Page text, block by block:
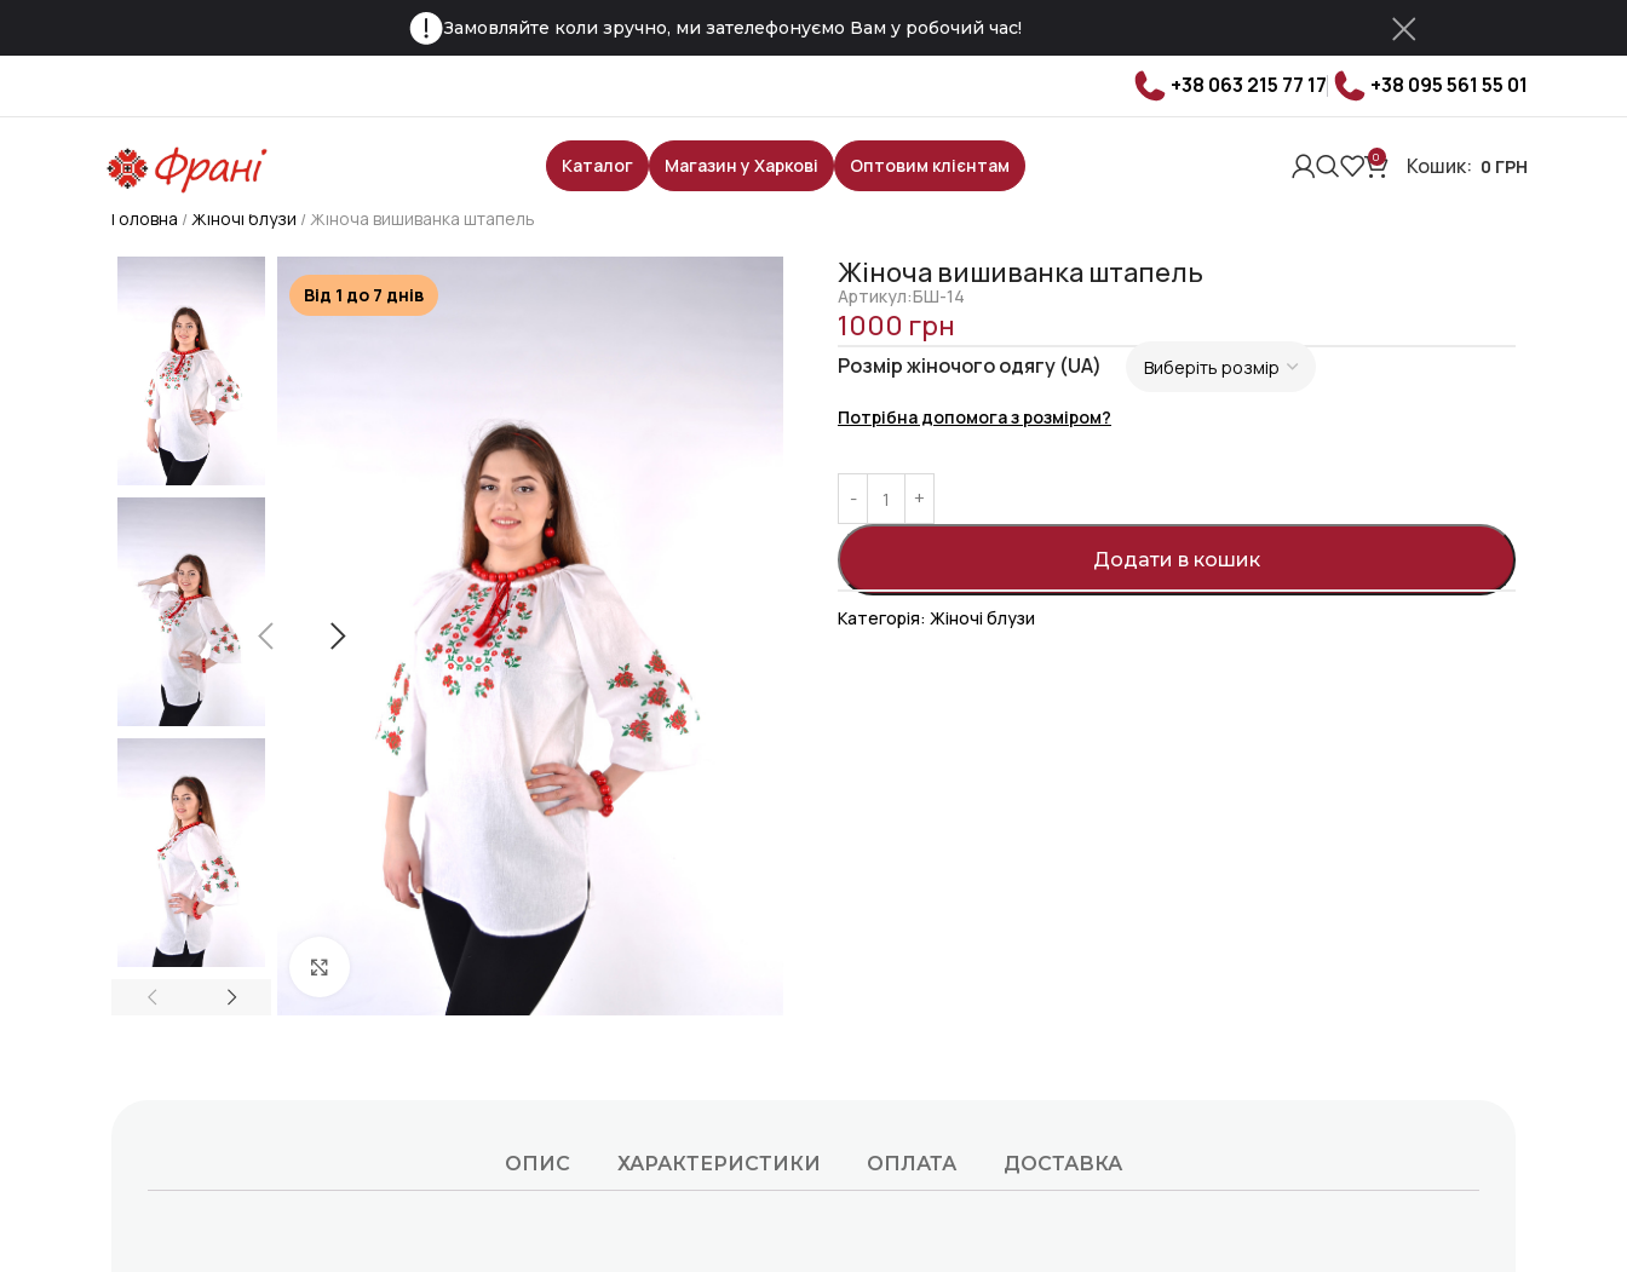
Замовляйте коли зручно, ми зателефонуємо Вам у робочий час!
+38 063 215 77 17 +38 095 561 55 01
Каталог Магазин у Харкові Оптовим клієнтам 0 Кошик: 0 ГРН
Головна Жіночі блузи Жіноча вишиванка штапель
Від 1 до 7 днів
Click to enlarge
Жіноча вишиванка штапель
Артикул:БШ-14
1000 грн
Розмір жіночого одягу (UA)
Потрібна допомога з розміром?
Додати в кошик
Категорія: Жіночі блузи
ОПИС ХАРАКТЕРИСТИКИ ОПЛАТА ДОСТАВКА